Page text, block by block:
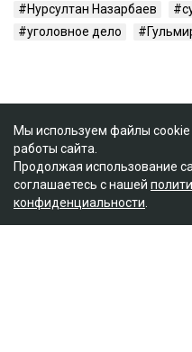
Нурсултан Назарбаев
уголовное дело
Мы используем файлы
работы сайта.
Продолжая использование
соглашаетесь с нашей
конфиденциальности